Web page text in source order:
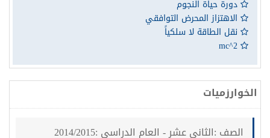
دورة حياة النجوم
الاهتزاز المحرض التوافقي
نقل الطاقة لا سلكياً
الخوارزميات
الصف :الثاني عشر - العام الدراسي :2014/2015